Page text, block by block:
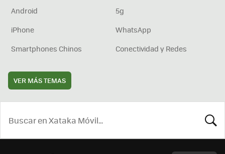
Android
5g
iPhone
WhatsApp
Smartphones Chinos
Conectividad y Redes
VER MÁS TEMAS